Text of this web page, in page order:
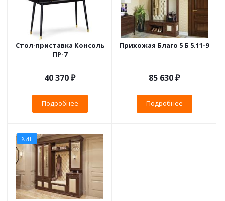
Стол-приставка Консоль
ПР-7
40 370 ₽
Подробнее
Прихожая Благо 5 Б 5.11-9
85 630 ₽
Подробнее
ХИТ